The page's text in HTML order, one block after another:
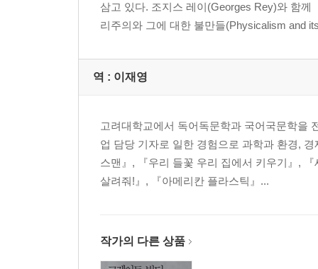
흄의 귀납 문제
굿맨의 오싹한 수수께끼
용어 정리
데카르트의 정신-육체 문제
브렌타노의 지향성
포더의 사고언어
제논의 역설
삼고 있다. 조지스 레이(Georges Rey)와 함
리주의와 그에 대한 불만들(Physicalism and
역 : 이재영
고려대학교에서 독어독문학과 국어국문학을
업 담당 기자로 일한 경험으로 과학과 환경,
스맨』, 『우리 들꽃 우리 집에서 키우기』,
살려줘!』, 『아메리칸 플라스틱』...
작가의 다른 상품